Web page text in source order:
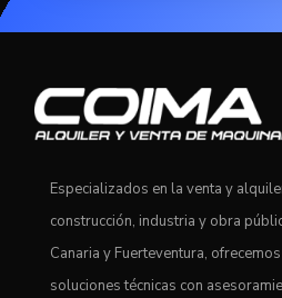
Especializados en la venta y
construcción, industria y obra
Canaria y Fuerteventura,
soluciones técnicas con